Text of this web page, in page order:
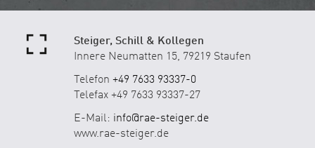
Steiger, Schill & Kollegen
Innere Neumatten 15, 79219 Staufen
Telefon +49 7633 93337-0
Telefax +49 7633 93337-27
E-Mail: info@rae-steiger.de
www.rae-steiger.de